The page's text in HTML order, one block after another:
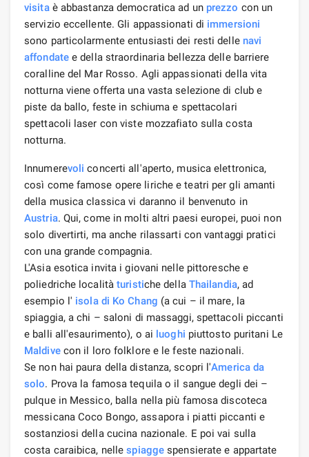
visitaè abbastanza democratica ad un prezzo con un
servizio eccellente. Gli appassionati di immersioni
sono particolarmente entusiasti dei resti delle navi
affondatee della straordinaria bellezza delle barriere
coralline del Mar Rosso. Agli appassionati della vita
notturna viene offerta una vasta selezione di club e
piste da ballo, feste in schiuma e spettacolari
spettacoli laser con viste mozzafiato sulla costa
notturna.
Innumerevoli concerti all'aperto, musica elettronica,
così come famose opere liriche e teatri per gli amanti
della musica classica vi daranno il benvenuto in
Austria. Qui, come in molti altri paesi europei, puoi non
solo divertirti, ma anche rilassarti con vantaggi pratici
con una grande compagnia.
L'Asia esotica invita i giovani nelle pittoresche e
poliedriche localitàturistiche della Thailandia, ad
esempio l' isola di Ko Chang (a cui – il mare, la
spiaggia, a chi – saloni di massaggi, spettacoli piccanti
e balli all'esaurimento), o ai luoghi piuttosto puritani Le
Maldivecon il loro folklore e le feste nazionali.
Se non hai paura della distanza, scopri l'America da
solo. Prova la famosa tequila o il sangue degli dei –
pulque in Messico, balla nella più famosa discoteca
messicana Coco Bongo, assapora i piatti piccanti e
sostanziosi della cucina nazionale. E poi vai sulla
costa caraibica, nellespiagge spensierate e appartate